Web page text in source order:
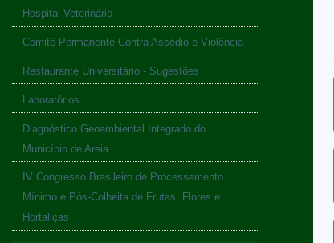
Hospital Veterinário
Comitê Permanente Contra Assédio e Violência
Restaurante Universitário - Sugestões
Laboratórios
Diagnóstico Geoambiental Integrado do
Município de Areia
IV Congresso Brasileiro de Processamento
Mínimo e Pós-Colheita de Frutas, Flores e
Hortaliças